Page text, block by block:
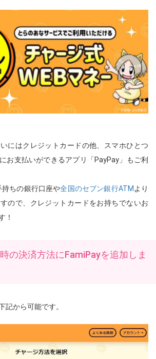
にはクレジットカードの他、スマホひとつ
お支払いができるアプリ「PayPay」もご利
持ちの銀行口座や全国のセブン銀行ATM より
ので、クレジットカードをお持ちでないお
！
の決済方法にFamiPayを追加しま
記から可能です。